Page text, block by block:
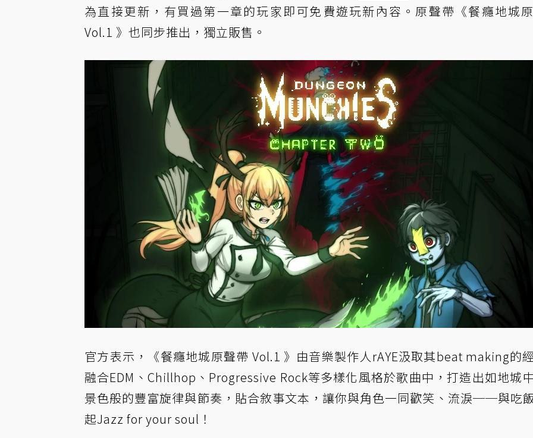
為直接更新，有買過第一章的玩家即可免費遊玩新內容。原聲帶《餐癮地城
Vol.1 》也同步推出，獨立販售。
官方表示，《餐癮地城原聲帶 Vol.1 》由音樂製作人rAYE汲取其beat making的
融合EDM、Chillhop、Progressive Rock等多樣化風格於歌曲中，打造出如地城
景色般的豐富旋律與節奏，貼合敘事文本，讓你與角色一同歡笑、流淚──與吃
起Jazz for your soul！